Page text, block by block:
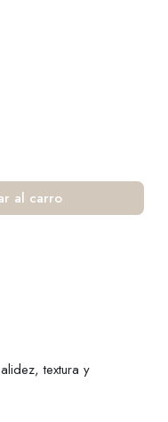
al carro
textura y